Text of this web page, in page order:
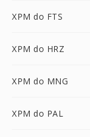
XPM do FTS
XPM do HRZ
XPM do MNG
XPM do PAL